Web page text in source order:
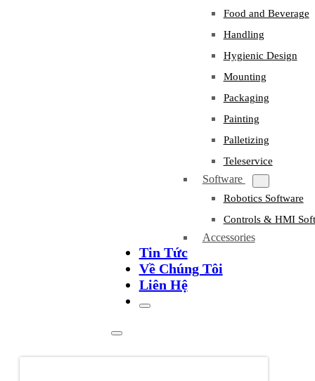
Food and Beverage
Handling
Hygienic Design
Mounting
Packaging
Painting
Palletizing
Teleservice
Software
Robotics Software
Controls & HMI
Accessories
Tin Tức
Về Chúng Tôi
Liên Hệ